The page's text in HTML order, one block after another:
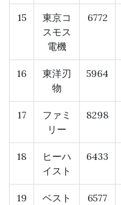
15
東京コ
スモス
電機
6772
16
東洋刃
物
5964
17
ファミ
リー
8298
18
ヒーハ
イスト
6433
19
ベスト
6577